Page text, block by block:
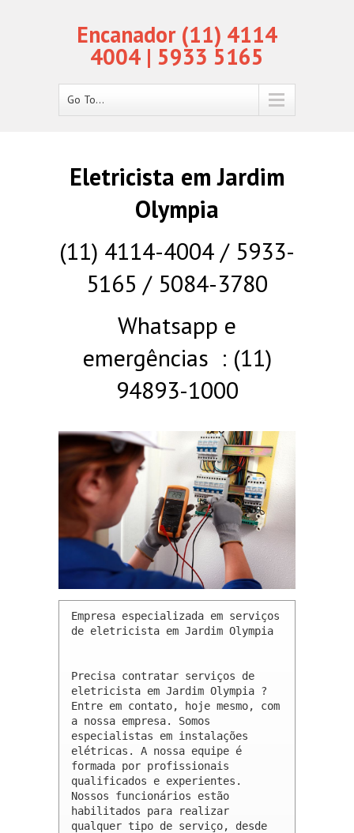
Encanador (11) 4114
4004 | 5933 5165
Go To...
Eletricista em Jardim
Olympia
(11) 4114-4004 / 5933-
5165 / 5084-3780
Whatsapp e
emergências : (11)
94893-1000
Empresa especializada em serviços
de eletricista em Jardim Olympia
Precisa contratar serviços de
eletricista em Jardim Olympia ?
Entre em contato, hoje mesmo, com
a nossa empresa. Somos
especialistas em instalações
elétricas. A nossa equipe é
formada por profissionais
qualificados e experientes.
Nossos funcionários estão
habilitados para realizar
qualquer tipo de serviço, desde